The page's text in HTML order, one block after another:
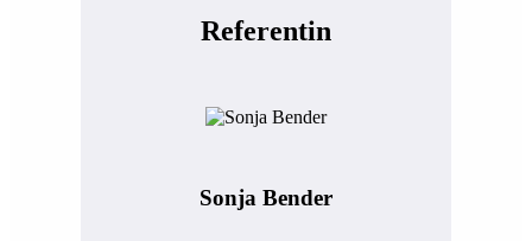
Referentin
Sonja Bender